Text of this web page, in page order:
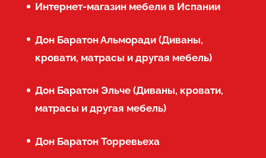
Интернет-магазин мебели в Испании
Дон Баратон Альморади (Диваны,
кровати, матрасы и другая мебель)
Дон Баратон Эльче (Диваны, кровати,
матрасы и другая мебель)
Дон Баратон Торревьеха